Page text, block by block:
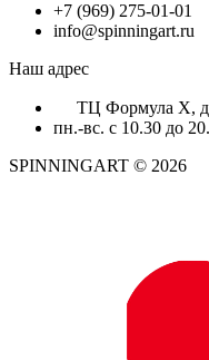
+7 (969) 275-01-01
info@spinningart.ru
Наш адрес
ТЦ Формула X,
пн.-вс. с 10.30 до
SPINNINGART © 2026